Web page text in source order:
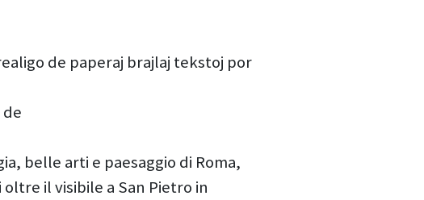
de paperaj brajlaj tekstoj por
belle arti e paesaggio di Roma,
il visibile a San Pietro in